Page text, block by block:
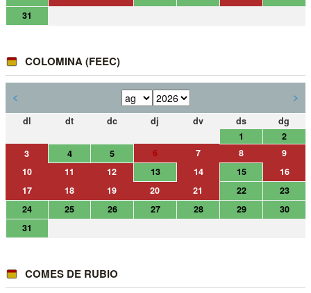
31
COLOMINA (FEEC)
< >
dl dt dc dj dv ds
dg
1
2
3
4 5 6 7 8
9
10
11 12 13 14 15
16
17
18 19 20 21 22
23
24
25 26 27 28 29
30
31
COMES DE RUBIO